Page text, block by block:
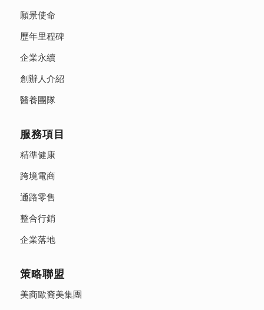
願景使命
歷年里程碑
企業永續
創辦人介紹
醫養團隊
服務項目
精準健康
跨境電商
通路零售
整合行銷
企業落地
策略聯盟
美商歐裔美集團